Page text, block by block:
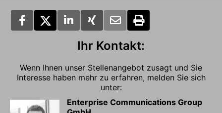
Ihr Kontakt:
Wenn Ihnen unser Stellenangebot zusagt und Sie
Interesse haben mehr zu erfahren, melden Sie sich
unter:
Enterprise Communications Group